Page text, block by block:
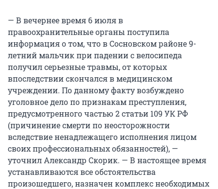
— В вечернее время 6 июля в
правоохранительные органы поступила
информация о том, что в Сосновском районе 9-
летний мальчик при падении с велосипеда
получил серьезные травмы, от которых
впоследствии скончался в медицинском
учреждении. По данному факту возбуждено
уголовное дело по признакам преступления,
предусмотренного частью 2 статьи 109 УК РФ
(причинение смерти по неосторожности
вследствие ненадлежащего исполнения лицом
своих профессиональных обязанностей), —
уточнил Александр Скорик. — В настоящее время
устанавливаются все обстоятельства
произошедшего, назначен комплекс необходимых